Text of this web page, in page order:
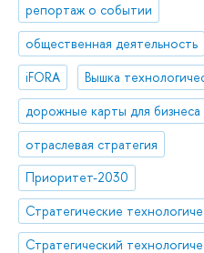
репортаж о событии
общественная деятельность
iFORA
Вышка
дорожные карты для бизнеса
отраслевая стратегия
Приоритет-2030